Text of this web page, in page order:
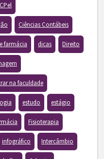
Ciências Contábeis
farmácia dicas Direito
na faculdade
estudo estágio
Fisioterapia
infográfico Intercâmbio